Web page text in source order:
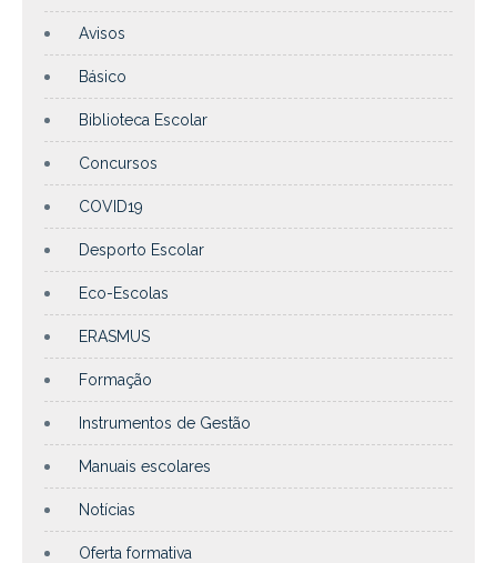
Avisos
Básico
Biblioteca Escolar
Concursos
COVID19
Desporto Escolar
Eco-Escolas
ERASMUS
Formação
Instrumentos de Gestão
Manuais escolares
Notícias
Oferta formativa